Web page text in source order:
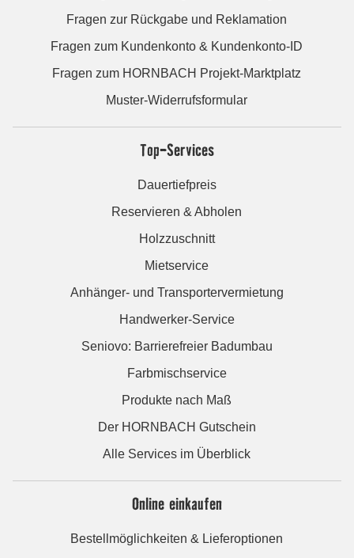
Fragen zur Rückgabe und Reklamation
Fragen zum Kundenkonto & Kundenkonto-ID
Fragen zum HORNBACH Projekt-Marktplatz
Muster-Widerrufsformular
Top-Services
Dauertiefpreis
Reservieren & Abholen
Holzzuschnitt
Mietservice
Anhänger- und Transportervermietung
Handwerker-Service
Seniovo: Barrierefreier Badumbau
Farbmischservice
Produkte nach Maß
Der HORNBACH Gutschein
Alle Services im Überblick
Online einkaufen
Bestellmöglichkeiten & Lieferoptionen